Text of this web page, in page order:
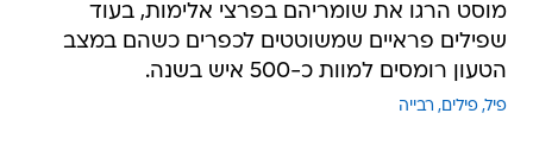
מוסט הרגו את שומריהם בפרצי אלימות, בעוד
שפילים פראיים שמשוטטים לכפרים כשהם במצב
הטעון רומסים למוות כ-500 איש בשנה.
פיל פילים רבייה